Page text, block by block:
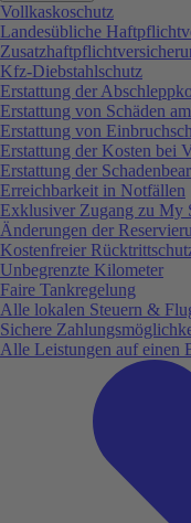
Vollkaskoschutz
Landesübliche
Kfz-Diebstahlschutz
Erstattung der
Erstattung von Schäden
Erstattung von
Erstattung der Kosten bei
Erstattung der
Erreichbarkeit in Notfällen
Exklusiver Zugang zu My
Änderungen der
Kostenfreier
Unbegrenzte Kilometer
Faire Tankregelung
Alle lokalen Steuern &
Sichere
Alle Leistungen auf einen